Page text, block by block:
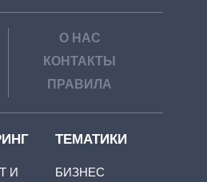
О НАС
КОНТАКТЫ
ПРАВИЛА
И
ТЕМАТИКИ
БИЗНЕС